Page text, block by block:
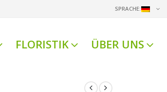
SPRACHE:
FLORISTIK ÜBER UNS